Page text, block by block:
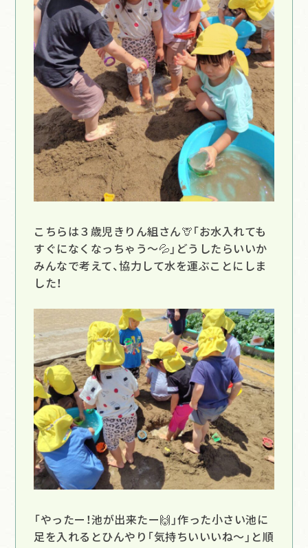
こちらは３歳児きりん組さん🦒「お水入れても
すぐになくなっちゃう～💦」どうしたらいいか
みんなで考えて、協力して水を運ぶことにしま
した！
「やったー！池が出来たー🙌」作った小さい池に
足を入れるとひんやり「気持ちいいいね～」と順